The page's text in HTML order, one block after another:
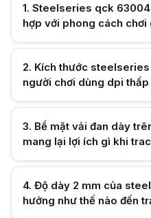
Độ dày 2 mm của steelseries qck
Steelseries qck 63004 320 x 270
Viền bo chống rách của
Steelseries qck 63004 được bo
Steelseries qck 63004 có phù
Steelseries qck 63004 320 x 270
Steelseries qck 63004 khác gì so
Steelseries qck 63004 được tối
Steelseries qck 63004 màu đen
Vì sao steelseries qck 63004 tồn
Steelseries qck 63004 320 x 270
1. Steelseries qck
hợp với phong cách chơi
Hữu ích (0)
2. Kích thước
người chơi dùng dpi
Hữu ích (0)
3. Bề mặt vải đan dày
mang lại lợi ích gì khi
4. Độ dày 2 mm của
hưởng như thế nào đến